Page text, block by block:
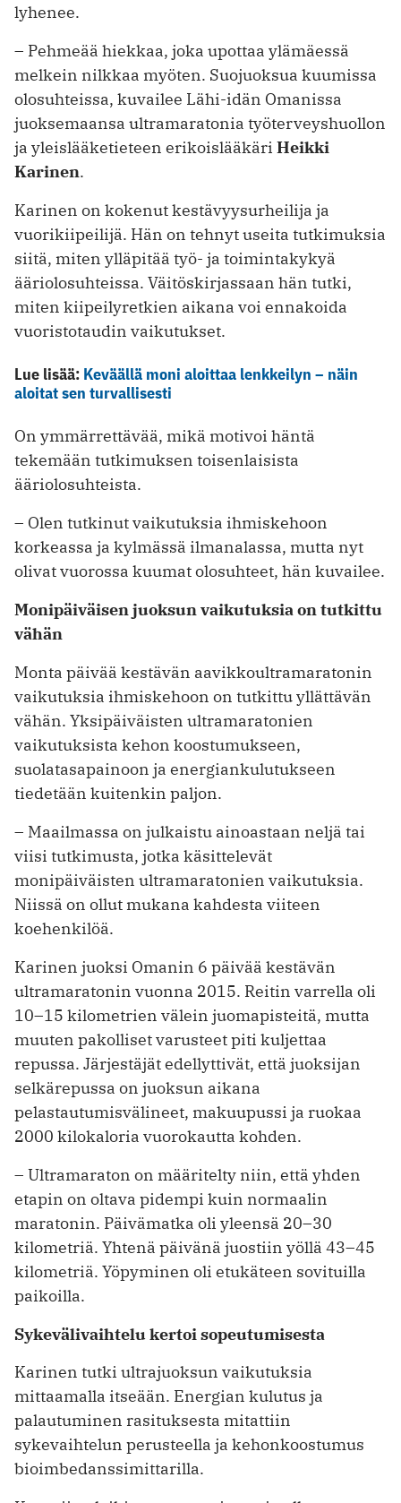
lyhenee.
– Pehmeää hiekkaa, joka upottaa ylämäessä
melkein nilkkaa myöten. Suojuoksua kuumissa
olosuhteissa, kuvailee Lähi-idän Omanissa
juoksemaansa ­ultramaratonia työterveyshuollon
ja yleislääketieteen erikoislääkäri Heikki
Karinen.
Karinen on kokenut kestävyysurheilija ja
vuorikiipeilijä. Hän on tehnyt useita tutkimuksia
siitä, miten ylläpitää työ- ja toimintakykyä
ääriolosuhteissa. Väitöskirjassaan hän tutki,
miten kiipeilyretkien aikana voi ennakoida
vuoristotaudin vaikutukset.
Lue lisää: Keväällä moni aloittaa lenkkeilyn – näin
aloitat sen turvallisesti
On ymmärrettävää, mikä motivoi häntä
tekemään tutkimuksen toisenlaisista
ääriolosuhteista.
– Olen tutkinut vaikutuksia ihmiskehoon
korkeassa ja kylmässä ilmanalassa, mutta nyt
olivat vuorossa kuumat olosuhteet, hän kuvailee.
Monipäiväisen juoksun vaikutuksia on tutkittu
vähän
Monta päivää kestävän aavikkoultra­maratonin
vaikutuksia ihmiskehoon on tutkittu yllättävän
vähän. Yksipäiväisten ultramaratonien
vaikutuksista kehon koostumukseen,
suolatasapainoon ja energiankulutukseen
tiedetään kuitenkin paljon.
– Maailmassa on julkaistu ainoastaan neljä tai
viisi tutkimusta, jotka käsittelevät
monipäiväisten ultramarato­nien vaikutuksia.
Niissä on ollut mukana kahdesta viiteen
koehenkilöä.
Karinen juoksi Omanin 6 päivää kestävän
ultramaratonin vuonna 2015. Reitin varrella oli
10–15 kilometrien välein juomapisteitä, mutta
muuten pakolliset varusteet piti kuljettaa
repussa. Järjestäjät edellyttivät, että juoksijan
selkä­repussa on juoksun aikana
pelastautumisvälineet, makuupussi ja ruokaa
2000 kilokaloria vuorokautta kohden.
– Ultramaraton on määritelty niin, ­että yhden
etapin on oltava pidempi kuin normaalin
maratonin. Päivämatka oli yleensä 20–30
kilometriä. Yhtenä päivänä juostiin yöllä 43–45
kilometriä. Yöpyminen oli etukäteen sovituilla
paikoilla.
Sykevälivaihtelu kertoi sopeutumisesta
Karinen tutki ultrajuoksun vaikutuksia
mittaamalla itseään. Energian kulutus ja
palautuminen rasituksesta mitattiin
sykevaihtelun perusteella ja kehonkoostumus
bioimbedanssimittarilla.